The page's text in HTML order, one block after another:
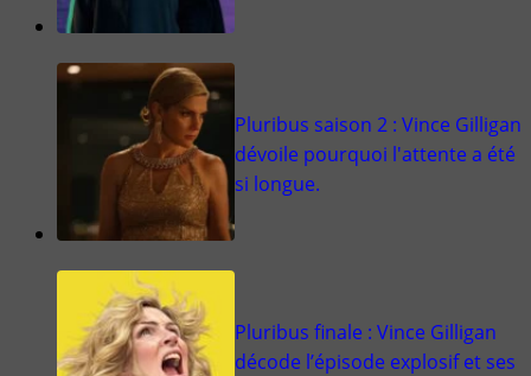
Pluribus saison 2 : Vince Gilligan
dévoile pourquoi l'attente a été
si longue.
Pluribus finale : Vince Gilligan
décode l’épisode explosif et ses